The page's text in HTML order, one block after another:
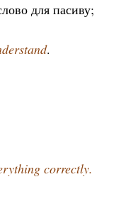
для пасиву;
.
correctly.